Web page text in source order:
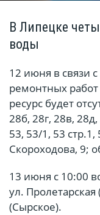
В Липецке
воды
12 июня в связи
ремонтных
ресурс будет
28б, 28г, 28в,
53, 53/1, 53 стр.1,
Скороходова, 9;
13 июня с 10:00
ул.
(Сырское).